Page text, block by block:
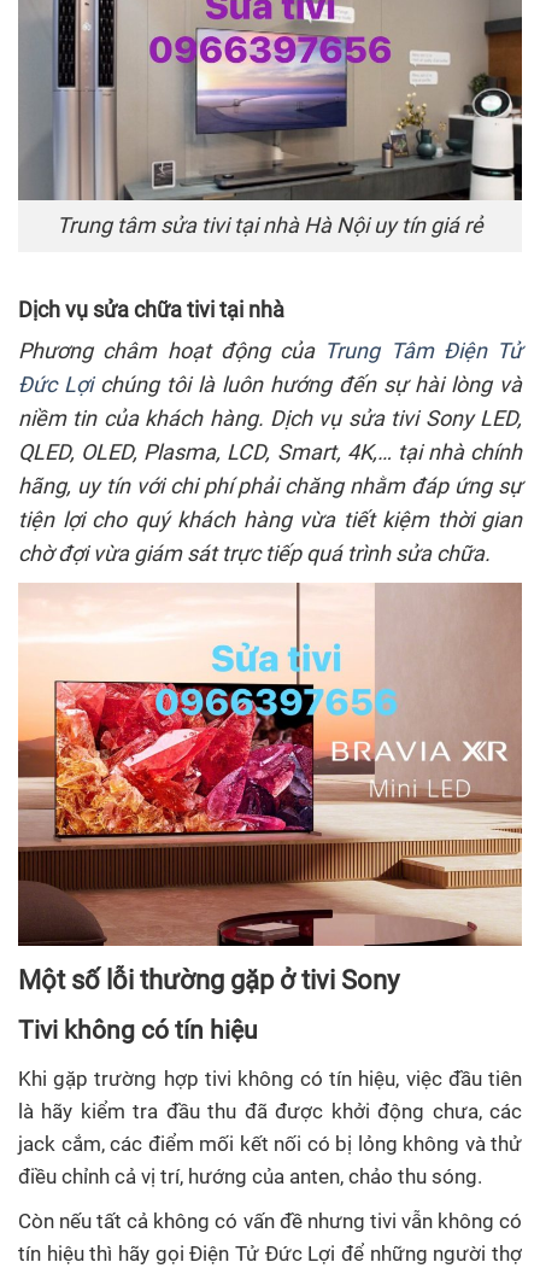
Trung tâm sửa tivi tại nhà Hà Nội uy tín giá rẻ
Dịch vụ sửa chữa tivi tại nhà
Phương châm hoạt động của Trung Tâm Điện Tử
Đức Lợichúng tôi là luôn hướng đến sự hài lòng và
niềm tin của khách hàng. Dịch vụ sửa tivi Sony LED,
QLED, OLED, Plasma, LCD, Smart, 4K,… tại nhà chính
hãng, uy tín với chi phí phải chăng nhằm đáp ứng sự
tiện lợi cho quý khách hàng vừa tiết kiệm thời gian
chờ đợi vừa giám sát trực tiếp quá trình sửa chữa.
Một số lỗi thường gặp ở tivi Sony
Tivi không có tín hiệu
Khi gặp trường hợp tivi không có tín hiệu, việc đầu tiên
là hãy kiểm tra đầu thu đã được khởi động chưa, các
jack cắm, các điểm mối kết nối có bị lỏng không và thử
điều chỉnh cả vị trí, hướng của anten, chảo thu sóng.
Còn nếu tất cả không có vấn đề nhưng tivi vẫn không có
tín hiệu thì hãy gọi Điện Tử Đức Lợi để những người thợ